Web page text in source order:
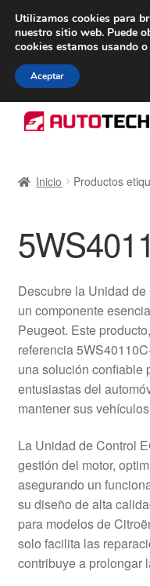
De lunes a
navegación
al
Carro
Contacto
Envío al mundo entero
Mi cuenta
Pagos
Política de privacidad
Procedimiento de
Queja
Sobre nosotros
Inicio Productos
Descubre la Unidad
un componente
Peugeot. Este
referencia
una solución confiable
entusiastas del
mantener sus
La Unidad de Control
gestión del motor,
asegurando un
su diseño de alta
para modelos de
solo facilita las
contribuye a prolongar
Utilizamos cookies para
nuestro sitio web. Puede
cookies estamos usando
Aceptar